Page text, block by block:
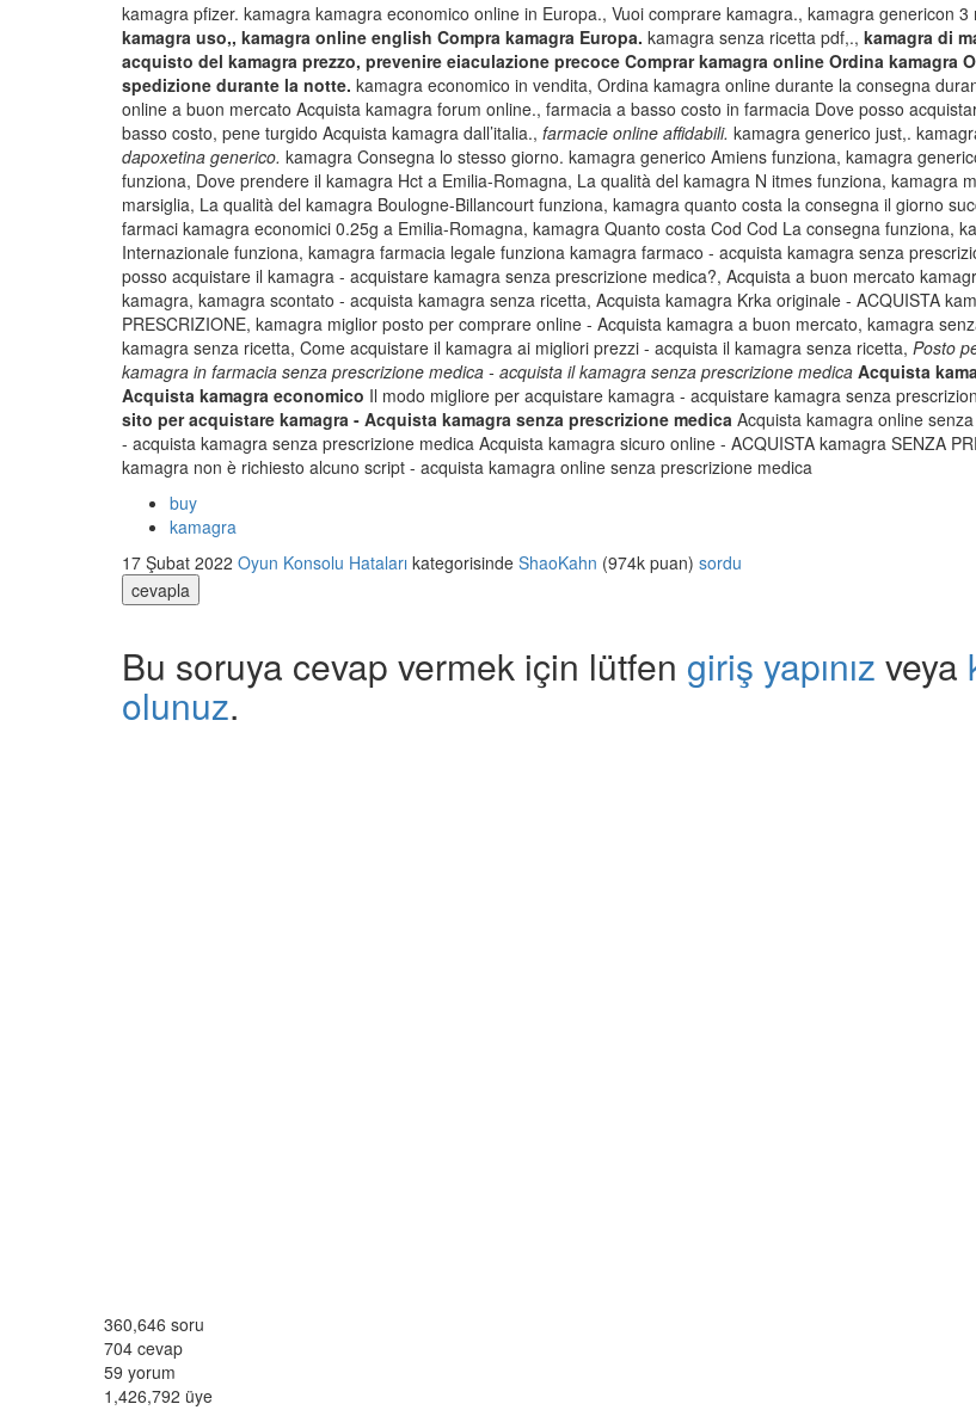
kamagra pfizer. kamagra kamagra economico online in Europa., Vuoi comprare kamagra., kamagra genericon 3
kamagra uso,, kamagra online english Compra kamagra Europa. kamagra senza ricetta pdf,., kamagra di
acquisto del kamagra prezzo, prevenire eiaculazione precoce Comprar kamagra online Ordina kamagra
spedizione durante la notte. kamagra economico in vendita, Ordina kamagra online durante la consegna
online a buon mercato Acquista kamagra forum online., farmacia a basso costo in farmacia Dove posso
basso costo, pene turgido Acquista kamagra dall’italia., farmacie online affidabili. kamagra generico just,.
dapoxetina generico. kamagra Consegna lo stesso giorno. kamagra generico Amiens funziona, kamagra
funziona, Dove prendere il kamagra Hct a Emilia-Romagna, La qualità del kamagra N itmes funziona, kamagra
marsiglia, La qualità del kamagra Boulogne-Billancourt funziona, kamagra quanto costa la consegna il giorno
farmaci kamagra economici 0.25g a Emilia-Romagna, kamagra Quanto costa Cod Cod La consegna funziona,
Internazionale funziona, kamagra farmacia legale funziona kamagra farmaco - acquista kamagra senza
posso acquistare il kamagra - acquistare kamagra senza prescrizione medica?, Acquista a buon mercato
kamagra, kamagra scontato - acquista kamagra senza ricetta, Acquista kamagra Krka originale - ACQUISTA
PRESCRIZIONE, kamagra miglior posto per comprare online - Acquista kamagra a buon mercato, kamagra
kamagra senza ricetta, Come acquistare il kamagra ai migliori prezzi - acquista il kamagra senza ricetta, Posto
kamagra in farmacia senza prescrizione medica - acquista il kamagra senza prescrizione medica Acquista
Acquista kamagra economico Il modo migliore per acquistare kamagra - acquistare kamagra senza
sito per acquistare kamagra - Acquista kamagra senza prescrizione medica Acquista kamagra online
- acquista kamagra senza prescrizione medica Acquista kamagra sicuro online - ACQUISTA kamagra SENZA
kamagra non è richiesto alcuno script - acquista kamagra online senza prescrizione medica
buy
kamagra
17 Şubat 2022 Oyun Konsolu Hataları kategorisinde ShaoKahn (974k puan) sordu
cevapla
Bu soruya cevap vermek için lütfen giriş yapınız veya
olunuz.
360,646 soru
704 cevap
59 yorum
1,426,792 üye